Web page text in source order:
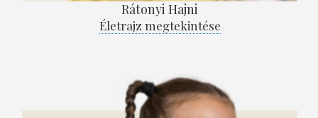
Rátonyi Hajni
Életrajz megtekintése